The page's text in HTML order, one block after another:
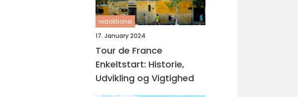
redaktionel
17. January 2024
Tour de France
Enkeltstart: Historie,
Udvikling og Vigtighed